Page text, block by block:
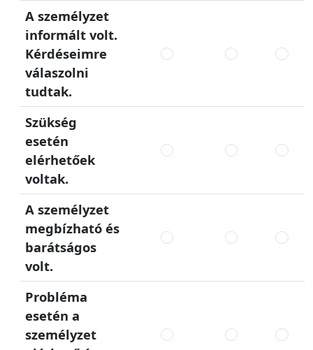
A személyzet
informált volt.
Kérdéseimre
válaszolni
tudtak.
Szükség
esetén
elérhetőek
voltak.
A személyzet
megbízható és
barátságos
volt.
Probléma
esetén a
személyzet